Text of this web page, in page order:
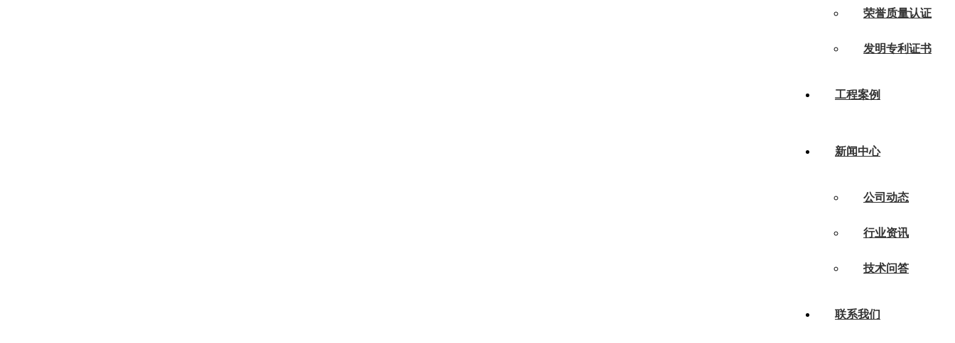
荣誉质量认证
发明专利证书
工程案例
新闻中心
公司动态
行业资讯
技术问答
联系我们